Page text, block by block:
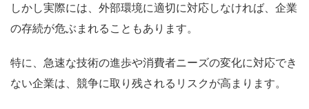
しかし実際には、外部環境に適切に対応しなければ、企業
の存続が危ぶまれることもあります。
特に、急速な技術の進歩や消費者ニーズの変化に対応でき
ない企業は、競争に取り残されるリスクが高まります。